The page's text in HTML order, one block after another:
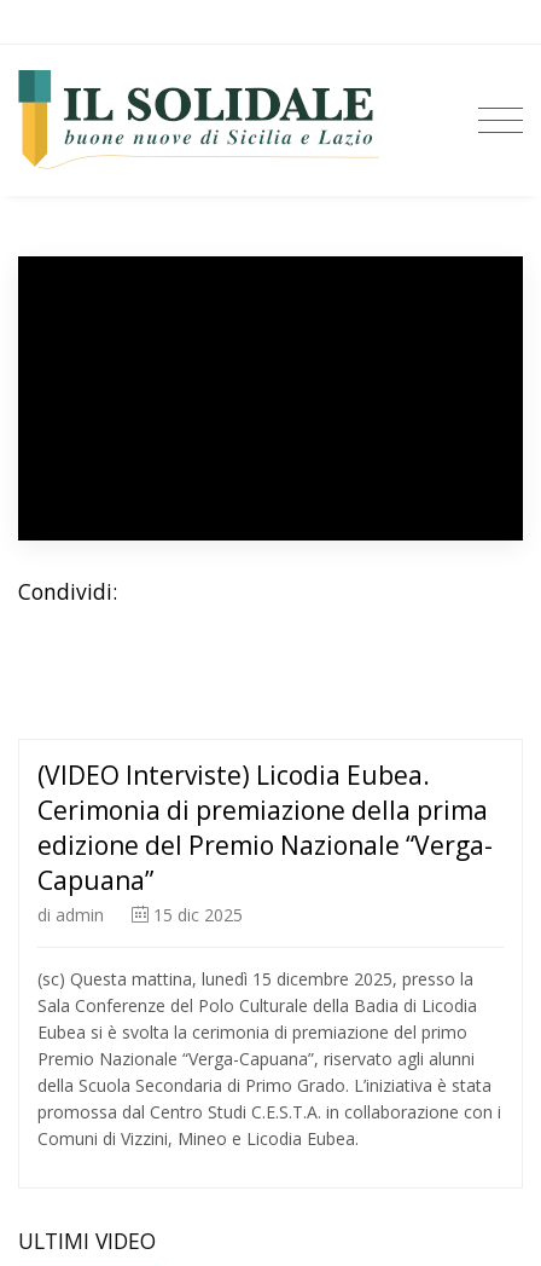
Condividi:
(VIDEO Interviste) Licodia Eubea.
Cerimonia di premiazione della prima
edizione del Premio Nazionale “Verga-
Capuana”
di admin 15 dic 2025
(sc) Questa mattina, lunedì 15 dicembre 2025, presso la
Sala Conferenze del Polo Culturale della Badia di Licodia
Eubea si è svolta la cerimonia di premiazione del primo
Premio Nazionale “Verga-Capuana”, riservato agli alunni
della Scuola Secondaria di Primo Grado. L’iniziativa è stata
promossa dal Centro Studi C.E.S.T.A. in collaborazione con i
Comuni di Vizzini, Mineo e Licodia Eubea.
ULTIMI VIDEO